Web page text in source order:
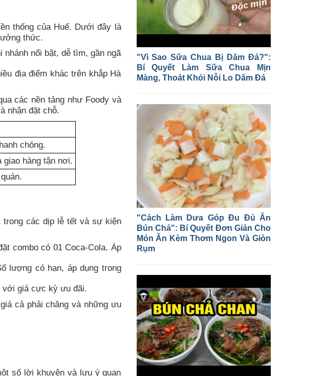
thống của Huế. Dưới đây là
thức.
nổi bật, dễ tìm, gần ngã
địa điểm khác trên khắp Hà
các nền tảng như Foody và
nhận đặt chỗ.
chóng.
giao hàng tận nơi.
trong các dịp lễ tết và sự kiện
combo có 01 Coca-Cola. Áp
lượng có hạn, áp dụng trong
với giá cực kỳ ưu đãi.
cả phải chăng và những ưu
số lời khuyên và lưu ý quan
"Vì Sao Sữa Chua Bị Dăm Đá?":
Bí Quyết Làm Sữa Chua Mịn
Màng, Thoát Khỏi Nỗi Lo Dăm Đá
"Cách Làm Dưa Góp Đu Đủ Ăn
Bún Chả": Bí Quyết Đơn Giản Cho
Món Ăn Kèm Thơm Ngon Và Giòn
Rụm